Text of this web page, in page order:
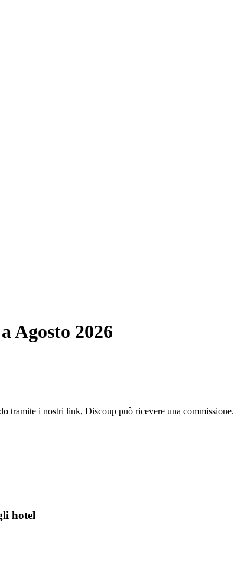
Agosto 2026
tramite i nostri link, Discoup può ricevere una commissione.
hotel